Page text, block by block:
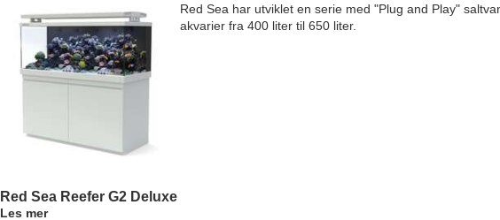
Red Sea har utviklet en serie med "Plug and Play"
akvarier fra 400 liter til 650 liter.
Red Sea Reefer G2 Deluxe
Les mer